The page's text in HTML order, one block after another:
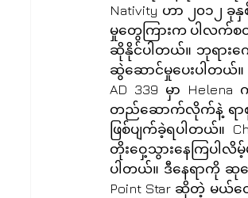
Nativity ဟာ ၂၀၁၂ ခုနှ
မှုတွေကြားက ပါလက်စ
ဆိုနိုင်ပါတယ်။ ဘုရားက
ဆွဲဆောင်မှုပေးပါတယ်။
AD 339 မှာ
တည်ဆောက်လိုက်နဲ့ ရာစုနှ
ဖြစ်ပျက်ခဲ့ရပါတယ်။
တိုးဝှေ့သွားနေကြပါလိ
ပါတယ်။ ဒီနေရာကို ဆု
Point Star ဆိုတဲ့ မယ်